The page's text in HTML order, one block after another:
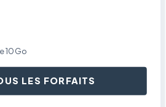
10Go
LES FORFAITS